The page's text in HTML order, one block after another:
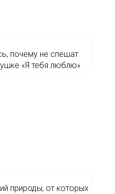
почему не спешат
«Я тебя люблю»
природы, от которых